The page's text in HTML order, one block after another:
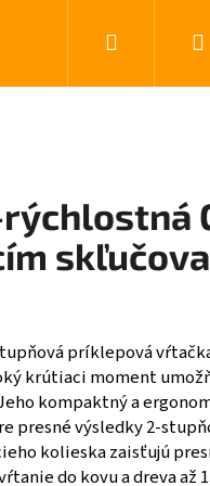
Hľadať
príklepová
krútiaci moment
kompaktný a
presné výsledky 2-
kolieska zaisťujú
do kovu a dreva až